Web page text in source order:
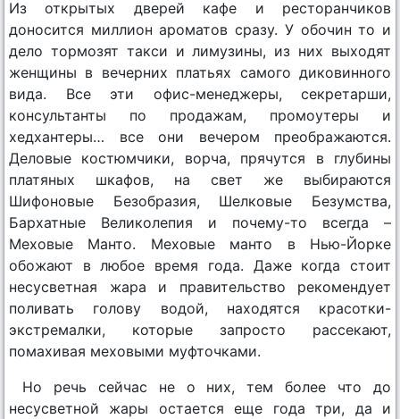
Из открытых дверей кафе и ресторанчиков
доносится миллион ароматов сразу. У обочин то и
дело тормозят такси и лимузины, из них выходят
женщины в вечерних платьях самого диковинного
вида. Все эти офис-менеджеры, секретарши,
консультанты по продажам, промоутеры и
хедхантеры… все они вечером преображаются.
Деловые костюмчики, ворча, прячутся в глубины
платяных шкафов, на свет же выбираются
Шифоновые Безобразия, Шелковые Безумства,
Бархатные Великолепия и почему-то всегда –
Меховые Манто. Меховые манто в Нью-Йорке
обожают в любое время года. Даже когда стоит
несусветная жара и правительство рекомендует
поливать голову водой, находятся красотки-
экстремалки, которые запросто рассекают,
помахивая меховыми муфточками.
Но речь сейчас не о них, тем более что до
несусветной жары остается еще года три, да и